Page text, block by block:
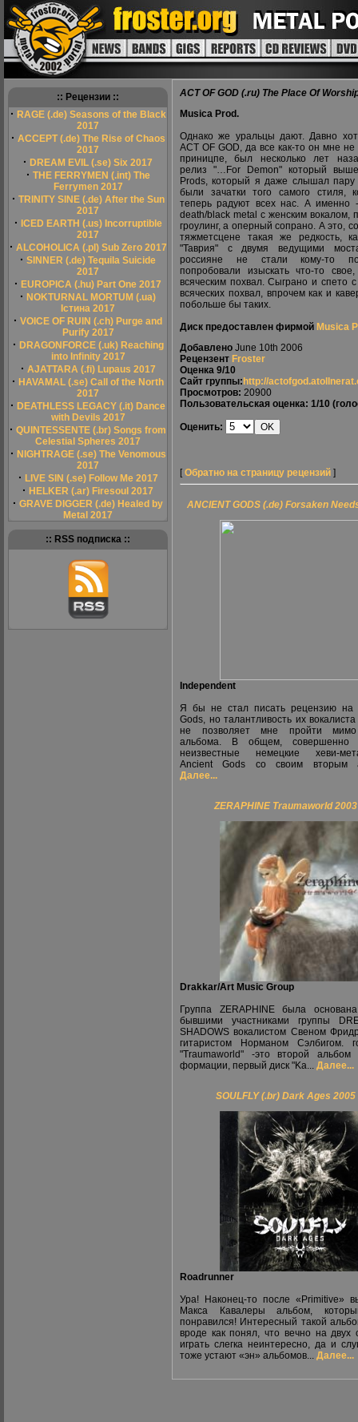
:: Рецензии ::
· RAGE (.de) Seasons of the Black
2017
· ACCEPT (.de) The Rise of Chaos
2017
· DREAM EVIL (.se) Six 2017
· THE FERRYMEN (.int) The
Ferrymen 2017
· TRINITY SINE (.de) After the Sun
2017
· ICED EARTH (.us) Incorruptible
2017
· ALCOHOLICA (.pl) Sub Zero 2017
· SINNER (.de) Tequila Suicide
2017
· EUROPICA (.hu) Part One 2017
· NOKTURNAL MORTUM (.ua)
Істина 2017
· VOICE OF RUIN (.ch) Purge and
Purify 2017
· DRAGONFORCE (.uk) Reaching
into Infinity 2017
· AJATTARA (.fi) Lupaus 2017
· HAVAMAL (.se) Call of the North
2017
· DEATHLESS LEGACY (.it) Dance
with Devils 2017
· QUINTESSENTE (.br) Songs from
Celestial Spheres 2017
· NIGHTRAGE (.se) The Venomous
2017
· LIVE SIN (.se) Follow Me 2017
· HELKER (.ar) Firesoul 2017
· GRAVE DIGGER (.de) Healed by
Metal 2017
:: RSS подписка ::
ACT OF GOD (.ru) The Place Of
Musica Prod.
Однако же уральцы дают. Давно
ACT OF GOD, да все как-то он мне
приницпе, был несколько лет
релиз "…For Demon" который
Prods, который я даже слышал
были зачатки того самого стиля,
теперь радуют всех нас. А именно
death/black metal с женским вокалом,
гроулинг, а оперный сопрано. А это,
тяжметсцене такая же редкость,
"Таврия" с двумя ведущими
россияне не стали кому-то
попробовали изыскать что-то свое,
всяческим похвал. Сыграно и спето
всяческих похвал, впрочем как и
побольше бы таких.
Диск предоставлен фирмой Musica
Добавлено June 10th 2006
Рецензент Froster
Оценка 9/10
Сайт группы: http://
Просмотров: 20900
Пользовательская оценка: 1/10
Оценить:
[Обратно на страницу рецензий ]
ANCIENT GODS (.de) Forsaken
Independent
Я бы не стал писать рецензию на
Gods, но талантливость их
не позволяет мне пройти мимо
альбома. В общем, совершенно
неизвестные немецкие хеви-
Ancient Gods со своим вторым
Далее...
ZERAPHINE Traumaworld 2003
Drakkar/Art Music Group
Группа ZERAPHINE была
бывшими участниками группы
SHADOWS вокалистом Свеном
гитаристом Норманом Сэлбигом.
"Traumaworld" -это второй альбом
формации, первый диск "Ka... Далее...
SOULFLY (.br) Dark Ages 2005
Roadrunner
Ура! Наконец-то после «Primitive»
Макса Кавалеры альбом,
понравился! Интересный такой
вроде как понял, что вечно на двух
играть слегка неинтересно, да и
тоже устают «эн» альбомов... Далее...